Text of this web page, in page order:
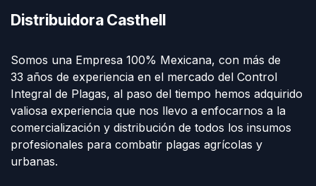
Distribuidora Casthell
Somos una Empresa 100% Mexicana, con más de
33 años de experiencia en el mercado del Control
Integral de Plagas, al paso del tiempo hemos adquirido
valiosa experiencia que nos llevo a enfocarnos a la
comercialización y distribución de todos los insumos
profesionales para combatir plagas agrícolas y
urbanas.